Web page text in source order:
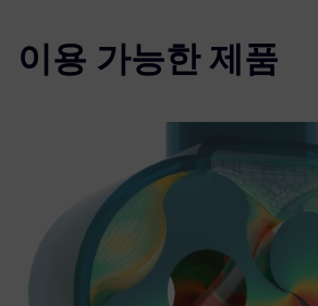
이용 가능한 제품